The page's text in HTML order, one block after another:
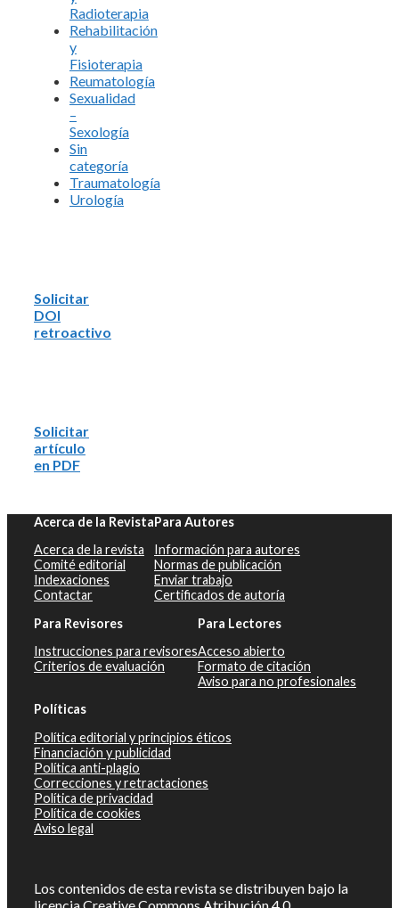
Radioterapia
Rehabilitación
y
Fisioterapia
Reumatología
Sexualidad
–
Sexología
Sin
categoría
Traumatología
Urología
Solicitar
DOI
retroactivo
Solicitar
artículo
en PDF
Acerca de la Revista
Acerca de la revista
Comité editorial
Indexaciones
Contactar
Para Autores
Información para autores
Normas de publicación
Enviar trabajo
Certificados de autoría
Para Revisores
Instrucciones para revisores
Criterios de evaluación
Para Lectores
Acceso abierto
Formato de citación
Aviso para no profesionales
Políticas
Política editorial y principios éticos
Financiación y publicidad
Política anti-plagio
Correcciones y retractaciones
Política de privacidad
Política de cookies
Aviso legal
Los contenidos de esta revista se distribuyen bajo la